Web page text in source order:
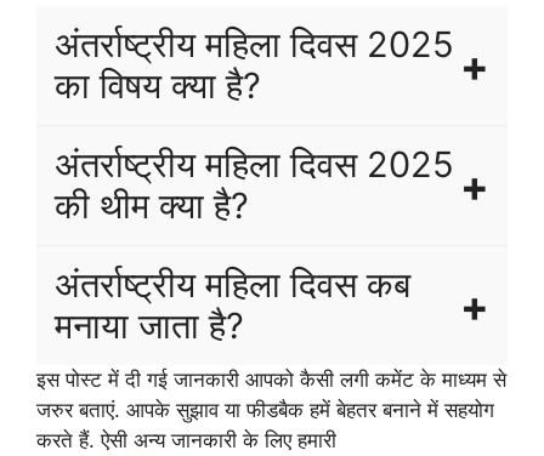
अंतर्राष्ट्रीय महिला दिवस 2025
का विषय क्या है?
अंतर्राष्ट्रीय महिला दिवस 2025
की थीम क्या है?
अंतर्राष्ट्रीय महिला दिवस कब
मनाया जाता है?
इस पोस्ट में दी गई जानकारी आपको कैसी लगी कमेंट के माध्यम से
जरुर बताएं. आपके सुझाव या फीडबैक हमें बेहतर बनाने में सहयोग
करते हैं. ऐसी अन्य जानकारी के लिए हमारी